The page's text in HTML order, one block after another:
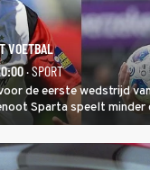
VOETBAL
· SPORT
de eerste wedstrijd
Sparta speelt minder
trok de Spaanse spits